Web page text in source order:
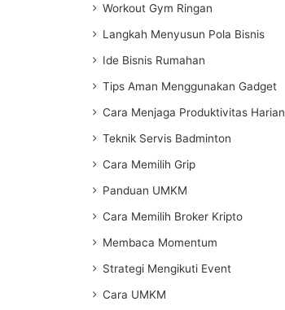
Workout Gym Ringan
Langkah Menyusun Pola Bisnis
Ide Bisnis Rumahan
Tips Aman Menggunakan Gadget
Cara Menjaga Produktivitas Harian
Teknik Servis Badminton
Cara Memilih Grip
Panduan UMKM
Cara Memilih Broker Kripto
Membaca Momentum
Strategi Mengikuti Event
Cara UMKM